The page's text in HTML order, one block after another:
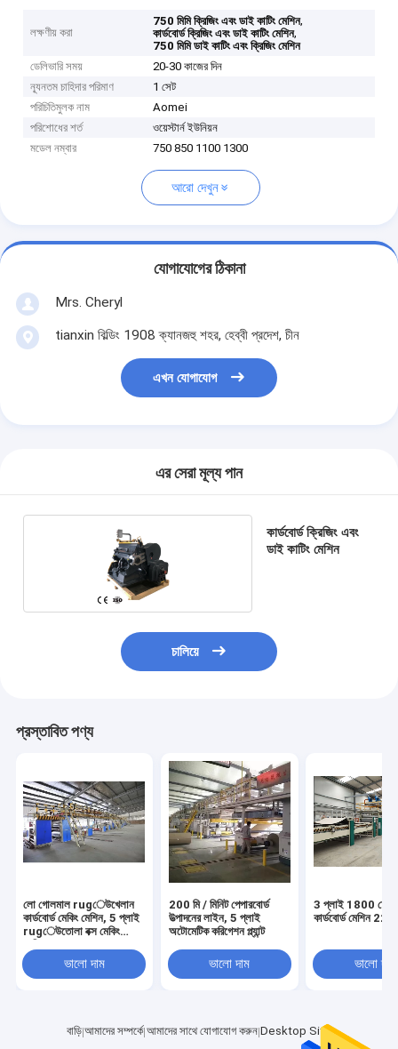
লক্ষণীয় করা
750 মিমি ক্রিজিং এবং ডাই কাটিং মেশিন,
কার্ডবোর্ড ক্রিজিং এবং ডাই কাটিং মেশিন,
750 মিমি ডাই কাটিং এবং ক্রিজিং মেশিন
ডেলিভারি সময়
20-30 কাজের দিন
ন্যূনতম চাহিদার পরিমাণ
1 সেট
পরিচিতিমুলক নাম
Aomei
পরিশোধের শর্ত
ওয়েস্টার্ন ইউনিয়ন
মডেল নম্বার
750 850 1100 1300
আরো দেখুন
যোগাযোগের ঠিকানা
Mrs. Cheryl
tianxin বিল্ডিং 1908 ক্যানজহু শহর, হেব্বী প্রদেশ, চীন
এখন যোগাযোগ
এর সেরা মূল্য পান
কার্ডবোর্ড ক্রিজিং এবং
ডাই কাটিং মেশিন
চালিয়ে
প্রস্তাবিত পণ্য
লো গোলমাল rugেউখেলান
কার্ডবোর্ড মেকিং মেশিন, 5 প্লাই
rugেউতোলা বক্স মেকিং
ভালো দাম
200 মি / মিনিট পেপারবোর্ড
উত্পাদনের লাইন, 5 প্লাই
অটোমেটিক করিগেশন প্ল্যান্ট
ভালো দাম
3 প্লাই 1800
কার্ডবোর্ড মেশিন
ভালো দাম
বাড়ি আমাদের সম্পর্কে আমাদের সাথে যোগাযোগ করুন Desktop Site